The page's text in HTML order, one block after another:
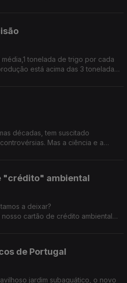
tonelada de trigo por cada
está acima das 3 toneladas.
décadas, tem suscitado
Mas a ciência e a
"crédito" ambiental
a deixar?
cartão de crédito ambiental?
de Portugal
jardim subaquático, o novo